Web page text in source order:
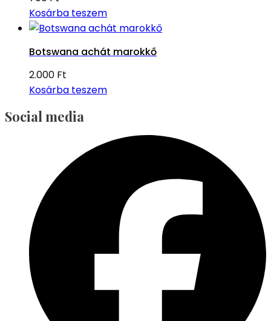
Kosárba teszem
Botswana achát marokkő
2.000 Ft
Kosárba teszem
Social media